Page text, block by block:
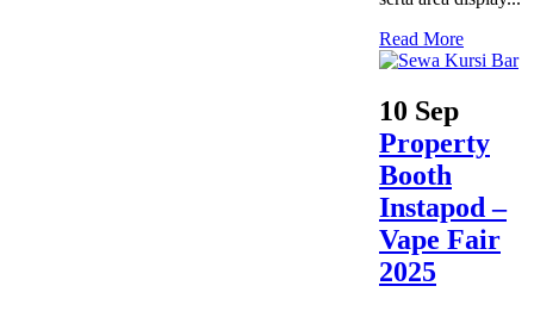
Read More
10 Sep
Property
Booth
Instapod –
Vape Fair
2025